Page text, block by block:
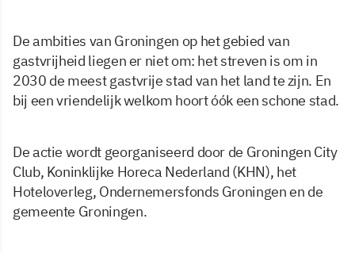
De ambities van Groningen op het gebied van
gastvrijheid liegen er niet om: het streven is om in
2030 de meest gastvrije stad van het land te zijn. En
bij een vriendelijk welkom hoort óók een schone stad.
De actie wordt georganiseerd door de Groningen City
Club, Koninklijke Horeca Nederland (KHN), het
Hoteloverleg, Ondernemersfonds Groningen en de
gemeente Groningen.